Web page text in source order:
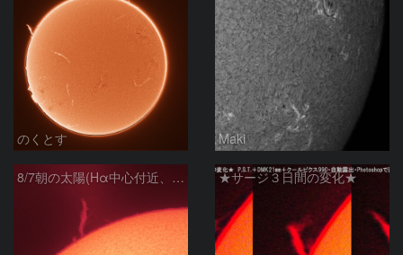
のくとす Maki
8/7朝の太陽(Hα中心付近、プロミネンス) ★サージ３日間の変化★